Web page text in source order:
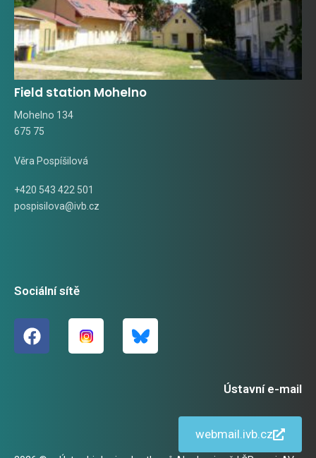
Field station Mohelno
Mohelno 134
675 75
Věra Pospíšilová
+420 543 422 501
pospisilova@ivb.cz
Sociální sítě
Ústavní e-mail
webmail.ivb.cz